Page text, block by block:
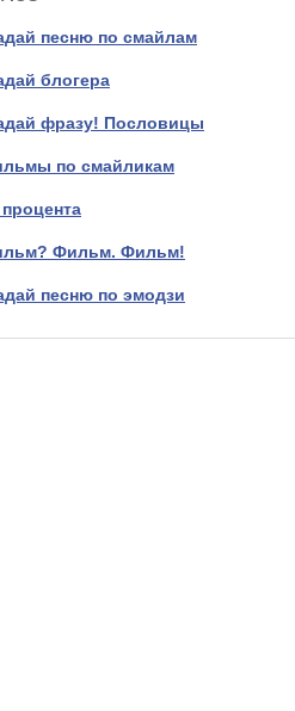
песню по смайлам
блогера
фразу! Пословицы
по смайликам
Фильм. Фильм!
песню по эмодзи